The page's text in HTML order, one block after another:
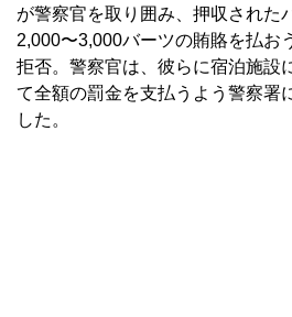
が警察官を取り囲み、押収された
2,000〜3,000バーツの賄賂を払お
拒否。警察官は、彼らに宿泊施設
て全額の罰金を支払うよう警察署
した。